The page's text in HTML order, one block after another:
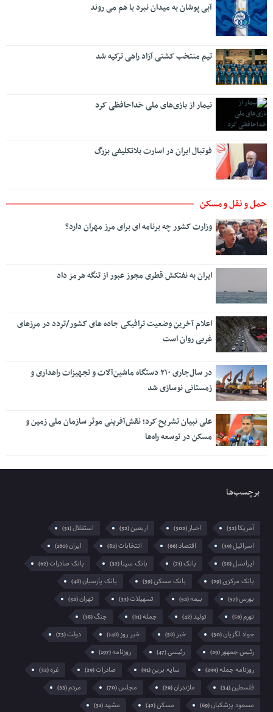
آبی پوشان به میدان نبرد با هم می روند
تیم منتخب کشتی آزاد راهی ترکیه شد
نیمار از بازی‌های ملی خداحافظی کرد
فوتبال ایران در اسارت بلاتکلیفی بزرگ
حمل و نقل و مسکن
وزارت کشور چه برنامه ای برای مرز مهران دارد؟
ایران به نفتکش قطری مجوز عبور از تنگه هرمز داد
اعلام آخرین وضعیت ترافیکی جاده های کشور/تردد در مرزهای
غربی روان است
در سال‌جاری ۲۱۰ دستگاه ماشین‌آلات و تجهیزات راهداری و
زمستانی نوسازی شد
علی نبیان تشریح کرد؛ نقش‌آفرینی موثر سازمان ملی زمین و
مسکن در توسعه راه‌ها
برچسب‌ها
آمریکا(32) اخبار(302) اربعین(32) استقلال(31)
اسرائیل(39) اقتصاد(66) انتخابات(82) ایران(160)
ایرانسل(58) بانک(71) بانک سینا(32) بانک صادرات(62)
بانک مرکزی(29) بانک مسکن(39) بانک پارسیان(48)
بورس(57) بیمه(52) تسهیلات(33) تهران(32)
تورم(56) تولید(42) جمله(31) جنگ(38)
جواد لگزیان(30) خبر(58) خبر روز(148) دولت(73)
رئیس جمهور(29) رئیسی(47) روزنامه(197)
روزنامه جمله(299) سایه برین(91) صادرات(29) غزه(32)
فلسطین(34) مازندران(29) مجلس(70) مردم(33)
مسعود پزشکیان(69) مسکن(42) مشهد(31)